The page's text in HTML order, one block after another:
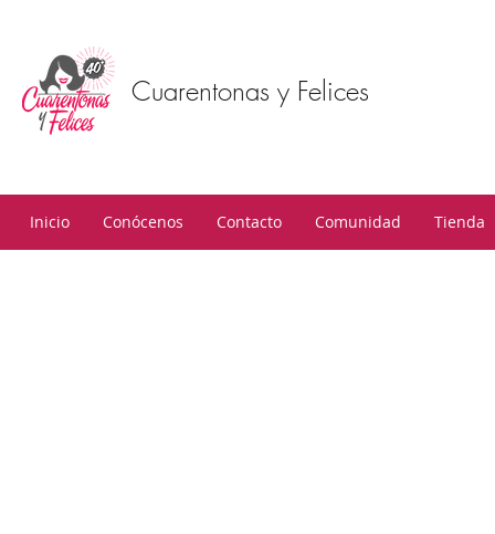
Cuarentonas y Felices
Inicio Conócenos Contacto Comunidad Tienda